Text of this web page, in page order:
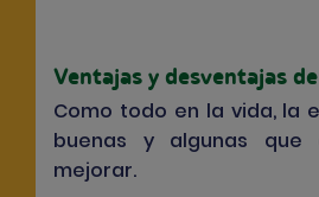
Ventajas y desventajas
Como todo en la vida, la
buenas y algunas que
mejorar.